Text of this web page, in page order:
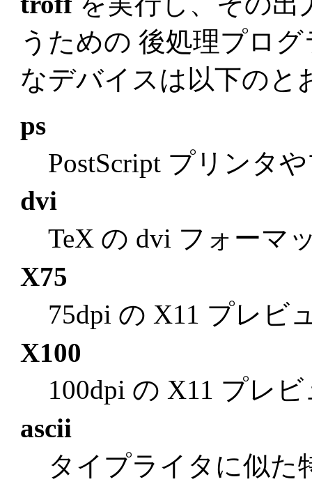
うための 後処理プロ
なデバイスは以下のと
ps
PostScript プリンタ
dvi
TeX の dvi フォーマ
X75
75dpi の X11 プレビ
X100
100dpi の X11 プレ
ascii
タイプライタに似た